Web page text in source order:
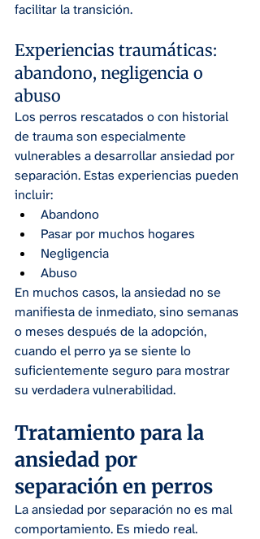
facilitar la transición.
Experiencias traumáticas:
abandono, negligencia o
abuso
Los perros rescatados o con historial
de trauma son especialmente
vulnerables a desarrollar ansiedad por
separación. Estas experiencias pueden
incluir:
Abandono
Pasar por muchos hogares
Negligencia
Abuso
En muchos casos, la ansiedad no se
manifiesta de inmediato, sino semanas
o meses después de la adopción,
cuando el perro ya se siente lo
suficientemente seguro para mostrar
su verdadera vulnerabilidad.
Tratamiento para la
ansiedad por
separación en perros
La ansiedad por separación no es mal
comportamiento. Es miedo real.